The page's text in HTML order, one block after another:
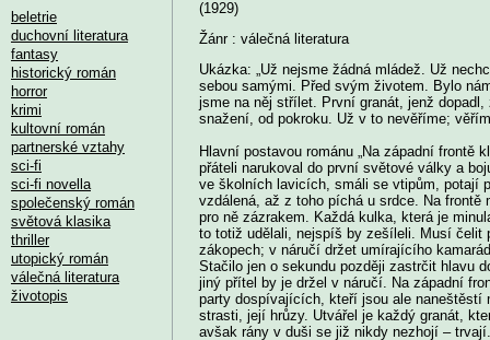
(1929)
Žánr : válečná literatura
Ukázka: „Už nejsme žádná mládež. Už
sebou samými. Před svým životem. Bylo
jsme na něj střílet. První granát, jenž
snažení, od pokroku. Už v to nevěříme;
Hlavní postavou románu „Na západní frontě
přáteli narukoval do první světové války a
ve školních lavicích, smáli se vtipům, potají
vzdálená, až z toho píchá u srdce. Na
pro ně zázrakem. Každá kulka, která je
to totiž udělali, nejspíš by zešíleli. Musí čelit
zákopech; v náručí držet umírajícího
Stačilo jen o sekundu později zastrčit hlavu
jiný přítel by je držel v náručí. Na západní
party dospívajících, kteří jsou ale naneštěstí
strasti, její hrůzy. Utvářel je každý granát,
avšak rány v duši se již nikdy nezhojí –
beletrie
duchovní literatura
fantasy
historický román
horror
krimi
kultovní román
partnerské vztahy
sci-fi
sci-fi novella
společenský román
světová klasika
thriller
utopický román
válečná literatura
životopis